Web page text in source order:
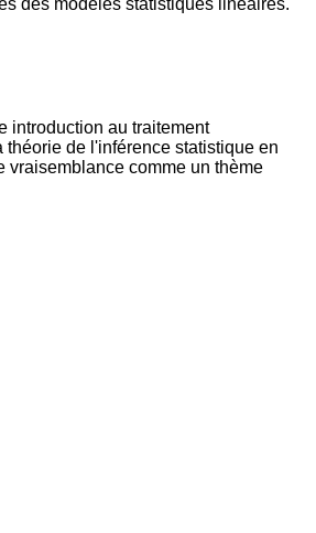
introduction au traitement
théorie de l'inférence statistique en
vraisemblance comme un thème